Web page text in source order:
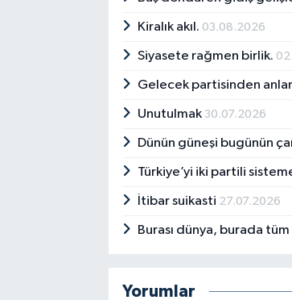
Kiralık akıl. 03.08.2026
Siyasete rağmen birlik.
Gelecek partisinden
Unutulmak 30.07.2026
Dünün güneşi bugünün
Türkiye’yi iki partili
İtibar suikasti 27.07.2026
Burası dünya, burada tüm
Yorumlar